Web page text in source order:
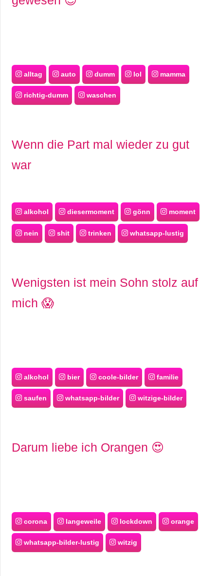
alltag auto dumm lol mamma
richtig-dumm waschen
Wenn die Part mal wieder zu gut
war
alkohol diesermoment gönn moment
nein shit trinken whatsapp-lustig
Wenigsten ist mein Sohn stolz auf
mich 😱
alkohol bier coole-bilder familie
saufen whatsapp-bilder witzige-bilder
Darum liebe ich Orangen 😍
corona langeweile lockdown orange
whatsapp-bilder-lustig witzig